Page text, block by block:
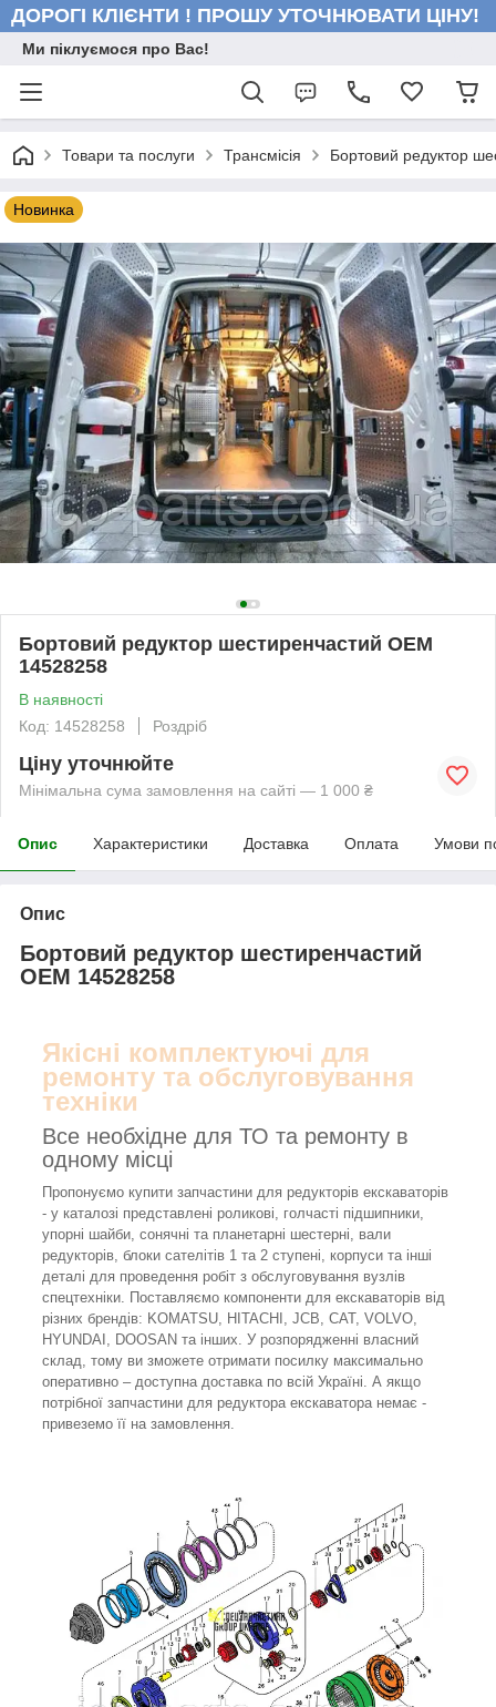
ДОРОГІ КЛІЄНТИ ! ПРОШУ УТОЧНЮВАТИ ЦІНУ!
Ми піклуємося про Вас!
Товари та послуги Трансмісія Бортовий редуктор
Новинка
Бортовий редуктор шестиренчастий OEM
14528258
В наявності
Код: 14528258
Роздріб
Ціну уточнюйте
Мінімальна сума замовлення на сайті — 1 000 ₴
Опис Характеристики Доставка Оплата Умови
Опис
Бортовий редуктор шестиренчастий
OEM 14528258
Якісні комплектуючі для
ремонту та обслуговування
техніки
Все необхідне для ТО та ремонту в
одному місці
Пропонуємо купити запчастини для редукторів екскаваторів
- у каталозі представлені роликові, голчасті підшипники,
упорні шайби, сонячні та планетарні шестерні, вали
редукторів, блоки сателітів 1 та 2 ступені, корпуси та інші
деталі для проведення робіт з обслуговування вузлів
спецтехніки. Поставляємо компоненти для екскаваторів від
різних брендів: KOMATSU, HITACHI, JCB, CAT, VOLVO,
HYUNDAI, DOOSAN та інших. У розпорядженні власний
склад, тому ви зможете отримати посилку максимально
оперативно – доступна доставка по всій Україні. А якщо
потрібної запчастини для редуктора екскаватора немає -
привеземо її на замовлення.